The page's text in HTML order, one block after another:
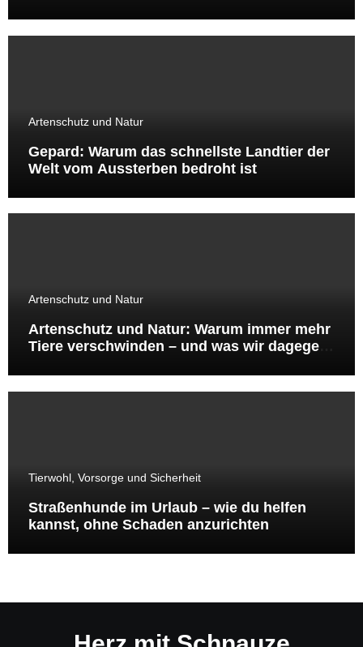
Artenschutz und Natur
Gepard: Warum das schnellste Landtier der
Welt vom Aussterben bedroht ist
Artenschutz und Natur
Artenschutz und Natur: Warum immer mehr
Tiere verschwinden – und was wir dagegen
Tierwohl, Vorsorge und Sicherheit
Straßenhunde im Urlaub – wie du helfen
kannst, ohne Schaden anzurichten